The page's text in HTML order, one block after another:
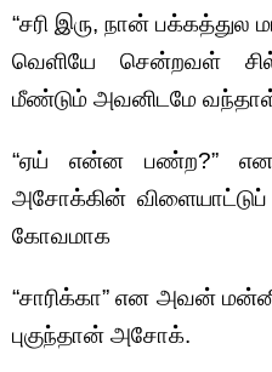
“சரி இரு, நான் பக்கத்துல
வெளியே சென்றவள்
மீண்டும் அவனிடமே
“ஏய் என்ன பண்ற?”
அசோக்கின் விளையாட்டுப்
கோவமாக
“சாரிக்கா” என அவன்
புகுந்தான் அசோக்.